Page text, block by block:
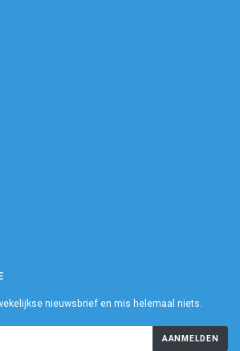
nieuwsbrief en mis helemaal niets.
AANMELDEN